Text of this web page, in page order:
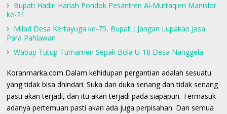
Bupati Hadiri Harlah Pondok Pesantren Al-Muttaqien Manislor
ke-21
Milad Desa Kertayuga ke-75, Bupati : Jangan Lupakan Jasa
Para Pahlawan
Wabup Tutup Turnamen Sepak Bola U-18 Desa Nanggela
Koranmarka.com Dalam kehidupan pergantian adalah sesuatu
yang tidak bisa dhindari. Suka dan duka senang dan tidak senang
pasti akan terjadi, dan itu akan terjadi pada siapapun. Termasuk
adanya pertemuan pasti akan ada juga perpisahan. Dan semua